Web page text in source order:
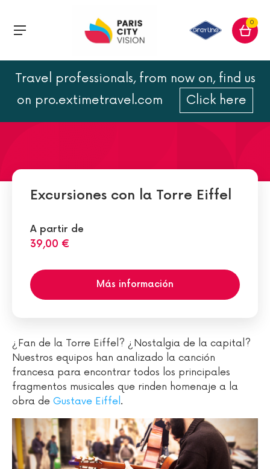
0
Travel professionals, from now on, find us
on pro.extimetravel.com
Click here
Canciones sobre la Torre
Eiffel
Excursiones con la Torre Eiffel
A partir de
39,00 €
Más información
¿Fan de la Torre Eiffel? ¿Nostalgia de la capital?
Nuestros equipos han analizado la canción
francesa para encontrar todos los principales
fragmentos musicales que rinden homenaje a la
obra de Gustave Eiffel.